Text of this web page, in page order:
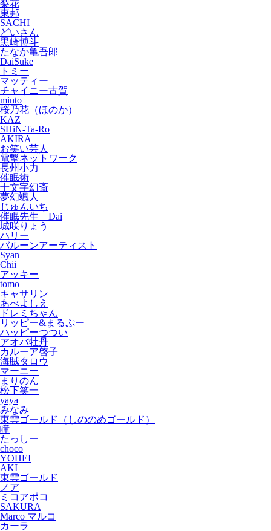
梨花
東邦
SACHI
どいさん
黒崎博斗
たなか亀吾郎
DaiSuke
トミー
マッティー
チャイニー古賀
minto
桜乃花（ほのか）
KAZ
SHiN-Ta-Ro
AKIRA
お笑い芸人
電撃ネットワーク
長州小力
催眠術
十文字幻斎
夢幻颯人
じゅんいち
催眠先生 Dai
城咲りょう
ハリー
バルーンアーティスト
Syan
Chii
アッキー
tomo
キャサリン
あべよしえ
ドレミちゃん
リッピー&まるぷー
ハッピーつつい
アオバ牡丹
カルーア啓子
海賊タロウ
マーニー
まりのん
松下笑一
yaya
みなみ
東雲ゴールド（しののめゴールド）
瞳
たっしー
choco
YOHEI
AKI
東雲ゴールド
ノア
ミコアポコ
SAKURA
Marco マルコ
カーラ